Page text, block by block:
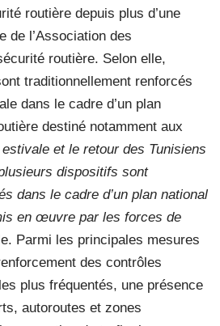
routière depuis plus d’une
de l’Association des
routière. Selon elle,
traditionnellement renforcés
dans le cadre d’un plan
destiné notamment aux
et le retour des Tunisiens
dispositifs sont
dans le cadre d’un plan national
en œuvre par les forces de
Parmi les principales mesures
des contrôles
plus fréquentés, une présence
autoroutes et zones